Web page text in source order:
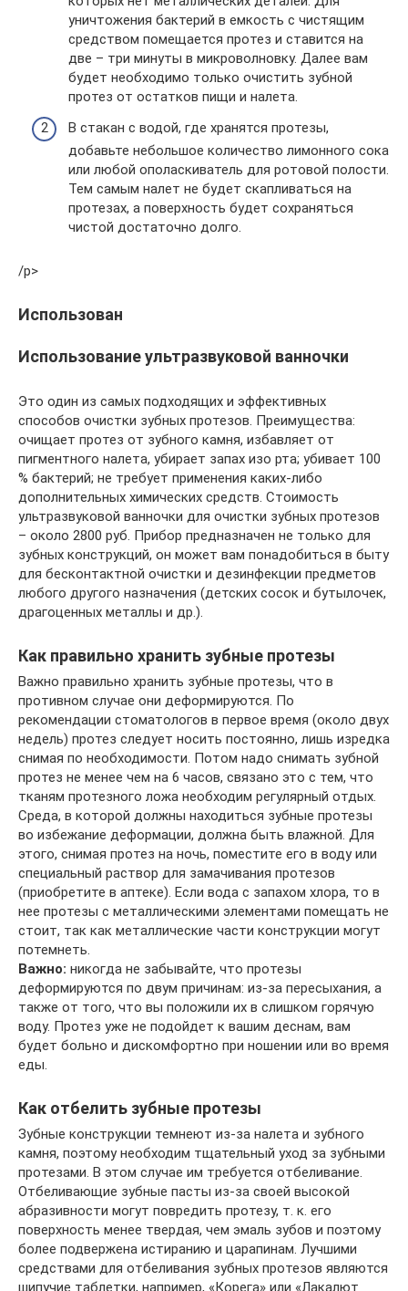
уничтожения бактерий в емкость с чистящим
средством помещается протез и ставится на
две – три минуты в микроволновку. Далее вам
будет необходимо только очистить зубной
протез от остатков пищи и налета.
В стакан с водой, где хранятся протезы,
добавьте небольшое количество лимонного сока
или любой ополаскиватель для ротовой полости.
Тем самым налет не будет скапливаться на
протезах, а поверхность будет сохраняться
чистой достаточно долго.
/p>
Использован
Использование ультразвуковой ванночки
Это один из самых подходящих и эффективных
способов очистки зубных протезов. Преимущества:
очищает протез от зубного камня, избавляет от
пигментного налета, убирает запах изо рта; убивает 100
% бактерий; не требует применения каких-либо
дополнительных химических средств. Стоимость
ультразвуковой ванночки для очистки зубных протезов
– около 2800 руб. Прибор предназначен не только для
зубных конструкций, он может вам понадобиться в быту
для бесконтактной очистки и дезинфекции предметов
любого другого назначения (детских сосок и бутылочек,
драгоценных металлы и др.).
Как правильно хранить зубные протезы
Важно правильно хранить зубные протезы, что в
противном случае они деформируются. По
рекомендации стоматологов в первое время (около двух
недель) протез следует носить постоянно, лишь изредка
снимая по необходимости. Потом надо снимать зубной
протез не менее чем на 6 часов, связано это с тем, что
тканям протезного ложа необходим регулярный отдых.
Среда, в которой должны находиться зубные протезы
во избежание деформации, должна быть влажной. Для
этого, снимая протез на ночь, поместите его в воду или
специальный раствор для замачивания протезов
(приобретите в аптеке). Если вода с запахом хлора, то в
нее протезы с металлическими элементами помещать не
стоит, так как металлические части конструкции могут
потемнеть.
Важно: никогда не забывайте, что протезы
деформируются по двум причинам: из-за пересыхания, а
также от того, что вы положили их в слишком горячую
воду. Протез уже не подойдет к вашим деснам, вам
будет больно и дискомфортно при ношении или во время
еды.
Как отбелить зубные протезы
Зубные конструкции темнеют из-за налета и зубного
камня, поэтому необходим тщательный уход за зубными
протезами. В этом случае им требуется отбеливание.
Отбеливающие зубные пасты из-за своей высокой
абразивности могут повредить протезу, т. к. его
поверхность менее твердая, чем эмаль зубов и поэтому
более подвержена истиранию и царапинам. Лучшими
средствами для отбеливания зубных протезов являются
шипучие таблетки, например, «Корега» или «Лакалют